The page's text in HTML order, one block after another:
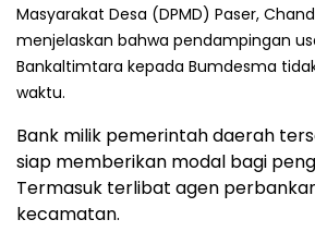
Masyarakat Desa (DPMD) Paser,
menjelaskan bahwa pendampingan
Bankaltimtara kepada Bumdesma
waktu.
Bank milik pemerintah daerah
siap memberikan modal bagi
Termasuk terlibat agen
kecamatan.